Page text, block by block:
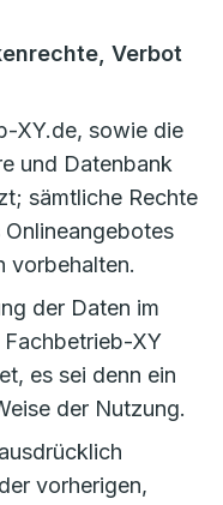
Verbot
XY.de, sowie die
und Datenbank
sämtliche Rechte
vorbehalten.
der Daten im
XY
es sei denn ein
der Nutzung.
vorherigen,